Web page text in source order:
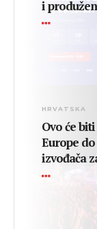
i
HRVATSKA
Ovo će
Europe
izvođača